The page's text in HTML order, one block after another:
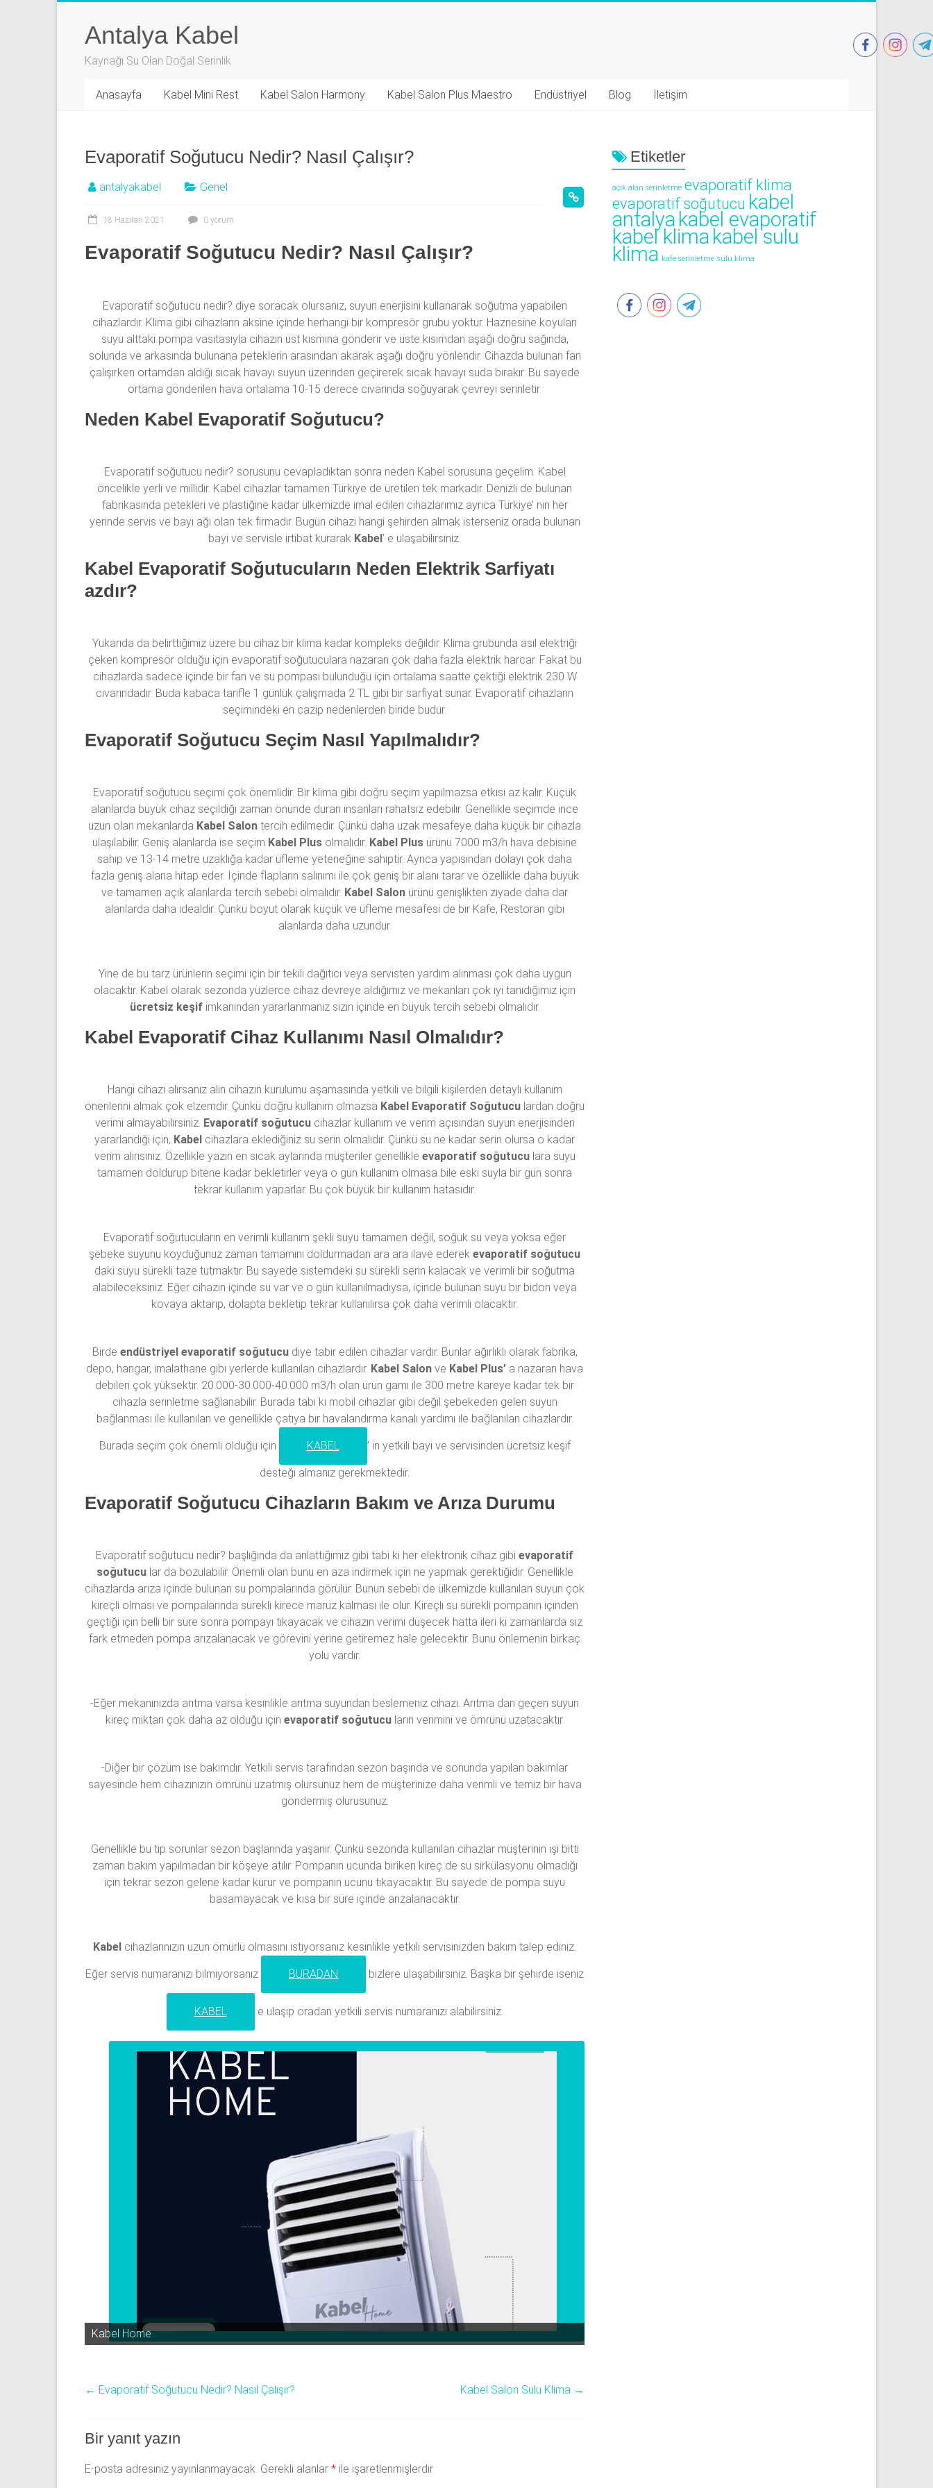
contentAntalya Kabel
Kaynağı Su Olan Doğal Serinlik
Anasayfa Kabel Mini Rest Kabel Salon Harmony Kabel Salon Plus Maestro Endüstriyel Blog İletişim
Evaporatif Soğutucu Nedir? Nasıl Çalışır?
antalyakabel Genel
18 Haziran 2021 0 yorum
Evaporatif Soğutucu Nedir? Nasıl Çalışır?
Evaporatif soğutucu nedir? diye soracak olursanız, suyun enerjisini kullanarak soğutma yapabilen
cihazlardır. Klima gibi cihazların aksine içinde herhangi bir kompresör grubu yoktur. Haznesine koyulan
suyu alttaki pompa vasıtasıyla cihazın üst kısmına gönderir ve üste kısımdan aşağı doğru sağında,
solunda ve arkasında bulunana peteklerin arasından akarak aşağı doğru yönlendir. Cihazda bulunan fan
çalışırken ortamdan aldığı sıcak havayı suyun üzerinden geçirerek sıcak havayı suda bırakır. Bu sayede
ortama gönderilen hava ortalama 10-15 derece civarında soğuyarak çevreyi serinletir.
Neden Kabel Evaporatif Soğutucu?
Evaporatif soğutucu nedir? sorusunu cevapladıktan sonra neden Kabel sorusuna geçelim. Kabel
öncelikle yerli ve millidir. Kabel cihazlar tamamen Türkiye de üretilen tek markadır. Denizli de bulunan
fabrikasında petekleri ve plastiğine kadar ülkemizde imal edilen cihazlarımız ayrıca Türkiye’ nin her
yerinde servis ve bayi ağı olan tek firmadır. Bugün cihazı hangi şehirden almak isterseniz orada bulunan
bayi ve servisle irtibat kurarak Kabel’ e ulaşabilirsiniz.
Kabel Evaporatif Soğutucuların Neden Elektrik Sarfiyatı
azdır?
Yukarıda da belirttiğimiz üzere bu cihaz bir klima kadar kompleks değildir. Klima grubunda asıl elektriği
çeken kompresör olduğu için evaporatif soğutuculara nazaran çok daha fazla elektrik harcar. Fakat bu
cihazlarda sadece içinde bir fan ve su pompası bulunduğu için ortalama saatte çektiği elektrik 230 W
civarındadır. Buda kabaca tarifle 1 günlük çalışmada 2 TL gibi bir sarfiyat sunar. Evaporatif cihazların
seçimindeki en cazip nedenlerden biride budur.
Evaporatif Soğutucu Seçim Nasıl Yapılmalıdır?
Evaporatif soğutucu seçimi çok önemlidir. Bir klima gibi doğru seçim yapılmazsa etkisi az kalır. Küçük
alanlarda büyük cihaz seçildiği zaman önünde duran insanları rahatsız edebilir. Genellikle seçimde ince
uzun olan mekanlarda Kabel Salon tercih edilmedir. Çünkü daha uzak mesafeye daha küçük bir cihazla
ulaşılabilir. Geniş alanlarda ise seçim Kabel Plus olmalıdır. Kabel Plus ürünü 7000 m3/h hava debisine
sahip ve 13-14 metre uzaklığa kadar üfleme yeteneğine sahiptir. Ayrıca yapısından dolayı çok daha
fazla geniş alana hitap eder. İçinde flapların salınımı ile çok geniş bir alanı tarar ve özellikle daha büyük
ve tamamen açık alanlarda tercih sebebi olmalıdır. Kabel Salon ürünü genişlikten ziyade daha dar
alanlarda daha idealdir. Çünkü boyut olarak küçük ve üfleme mesafesi de bir Kafe, Restoran gibi
alanlarda daha uzundur.
Yine de bu tarz ürünlerin seçimi için bir tekili dağıtıcı veya servisten yardım alınması çok daha uygun
olacaktır. Kabel olarak sezonda yüzlerce cihaz devreye aldığımız ve mekanları çok iyi tanıdığımız için
ücretsiz keşifimkanından yararlanmanız sizin içinde en büyük tercih sebebi olmalıdır.
Kabel Evaporatif Cihaz Kullanımı Nasıl Olmalıdır?
Hangi cihazı alırsanız alın cihazın kurulumu aşamasında yetkili ve bilgili kişilerden detaylı kullanım
önerilerini almak çok elzemdir. Çünkü doğru kullanım olmazsa Kabel Evaporatif Soğutucu lardan doğru
verimi almayabilirsiniz. Evaporatif soğutucucihazlar kullanım ve verim açısından suyun enerjisinden
yararlandığı için, Kabel cihazlara eklediğiniz su serin olmalıdır. Çünkü su ne kadar serin olursa o kadar
verim alırısınız. Özellikle yazın en sıcak aylarında müşteriler genellikle evaporatif soğutuculara suyu
tamamen doldurup bitene kadar bekletirler veya o gün kullanım olmasa bile eski suyla bir gün sonra
tekrar kullanım yaparlar. Bu çok büyük bir kullanım hatasıdır.
Evaporatif soğutucuların en verimli kullanım şekli suyu tamamen değil, soğuk su veya yoksa eğer
şebeke suyunu koyduğunuz zaman tamamını doldurmadan ara ara ilave ederek evaporatif soğutucu
daki suyu sürekli taze tutmaktır. Bu sayede sistemdeki su sürekli serin kalacak ve verimli bir soğutma
alabileceksiniz. Eğer cihazın içinde su var ve o gün kullanılmadıysa, içinde bulunan suyu bir bidon veya
kovaya aktarıp, dolapta bekletip tekrar kullanılırsa çok daha verimli olacaktır.
Birde endüstriyel evaporatif soğutucudiye tabir edilen cihazlar vardır. Bunlar ağırlıklı olarak fabrika,
depo, hangar, imalathane gibi yerlerde kullanılan cihazlardır. Kabel Salon ve Kabel Plus’ a nazaran hava
debileri çok yüksektir. 20.000-30.000-40.000 m3/h olan ürün gamı ile 300 metre kareye kadar tek bir
cihazla serinletme sağlanabilir. Burada tabi ki mobil cihazlar gibi değil şebekeden gelen suyun
bağlanması ile kullanılan ve genellikle çatıya bir havalandırma kanalı yardımı ile bağlanılan cihazlardır.
Burada seçim çok önemli olduğu için KABEL ’ in yetkili bayi ve servisinden ücretsiz keşif
desteği almanız gerekmektedir.
Evaporatif Soğutucu Cihazların Bakım ve Arıza Durumu
Evaporatif soğutucu nedir? başlığında da anlattığımız gibi tabi ki her elektronik cihaz gibi evaporatif
soğutucu lar da bozulabilir. Önemli olan bunu en aza indirmek için ne yapmak gerektiğidir. Genellikle
cihazlarda arıza içinde bulunan su pompalarında görülür. Bunun sebebi de ülkemizde kullanılan suyun çok
kireçli olması ve pompalarında sürekli kirece maruz kalması ile olur. Kireçli su sürekli pompanın içinden
geçtiği için belli bir süre sonra pompayı tıkayacak ve cihazın verimi düşecek hatta ileri ki zamanlarda siz
fark etmeden pompa arızalanacak ve görevini yerine getiremez hale gelecektir. Bunu önlemenin birkaç
yolu vardır.
-Eğer mekanınızda arıtma varsa kesinlikle arıtma suyundan beslemeniz cihazı. Arıtma dan geçen suyun
kireç miktarı çok daha az olduğu için evaporatif soğutucu ların verimini ve ömrünü uzatacaktır.
-Diğer bir çözüm ise bakımdır. Yetkili servis tarafından sezon başında ve sonunda yapılan bakımlar
sayesinde hem cihazınızın ömrünü uzatmış olursunuz hem de müşterinize daha verimli ve temiz bir hava
göndermiş olurusunuz.
Genellikle bu tip sorunlar sezon başlarında yaşanır. Çünkü sezonda kullanılan cihazlar müşterinin işi bitti
zaman bakım yapılmadan bir köşeye atılır. Pompanın ucunda biriken kireç de su sirkülasyonu olmadığı
için tekrar sezon gelene kadar kurur ve pompanın ucunu tıkayacaktır. Bu sayede de pompa suyu
basamayacak ve kısa bir süre içinde arızalanacaktır.
Kabel cihazlarınızın uzun ömürlü olmasını istiyorsanız kesinlikle yetkili servisinizden bakım talep ediniz.
Eğer servis numaranızı bilmiyorsanız BURADAN bizlere ulaşabilirsiniz. Başka bir şehirde iseniz
KABEL e ulaşıp oradan yetkili servis numaranızı alabilirsiniz.
Kabel Home
← Evaporatif Soğutucu Nedir? Nasıl Çalışır? Kabel Salon Sulu Klima →
Bir yanıt yazın
E-posta adresiniz yayınlanmayacak. Gerekli alanlar * ile işaretlenmişlerdir
Etiketler
açık alan serinletme evaporatif klima
evaporatif soğutucu kabel
antalya kabel evaporatif
kabel klima kabel sulu
klima kafe serinletme sulu klima